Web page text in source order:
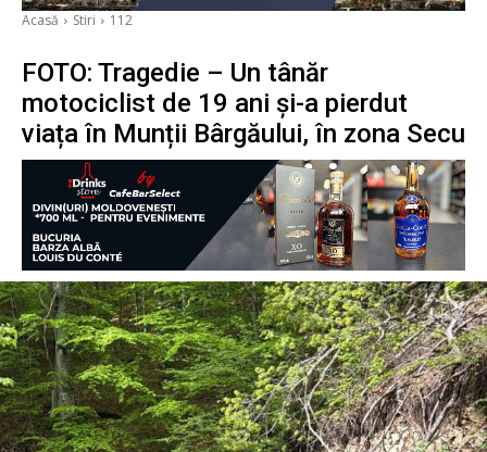
Acasă Stiri 112
FOTO: Tragedie – Un tânăr
motociclist de 19 ani și-a pierdut
viața în Munții Bârgăului, în zona Secu